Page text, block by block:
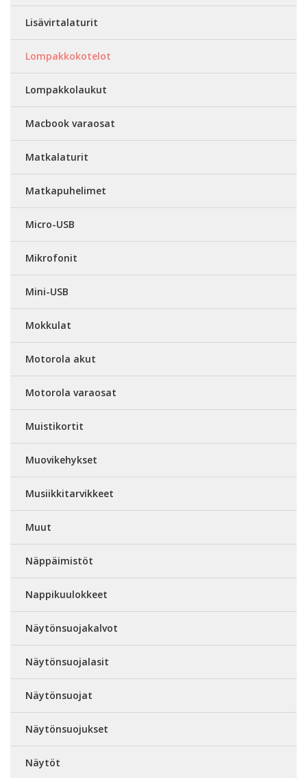
Lisävirtalaturit
Lompakkokotelot
Lompakkolaukut
Macbook varaosat
Matkalaturit
Matkapuhelimet
Micro-USB
Mikrofonit
Mini-USB
Mokkulat
Motorola akut
Motorola varaosat
Muistikortit
Muovikehykset
Musiikkitarvikkeet
Muut
Näppäimistöt
Nappikuulokkeet
Näytönsuojakalvot
Näytönsuojalasit
Näytönsuojat
Näytönsuojukset
Näytöt